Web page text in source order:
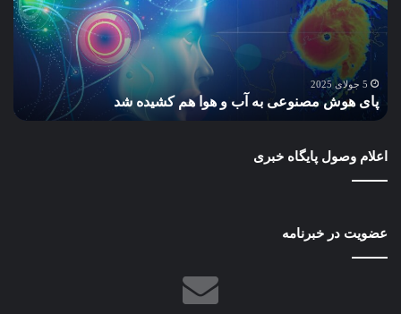
آب
هوا
هم
کشیده
شد
5 جولای 2025
پای هوش مصنوعی به آب و هوا هم کشیده شد
اعلام وصول پایگاه خبری
عضویت در خبرنامه